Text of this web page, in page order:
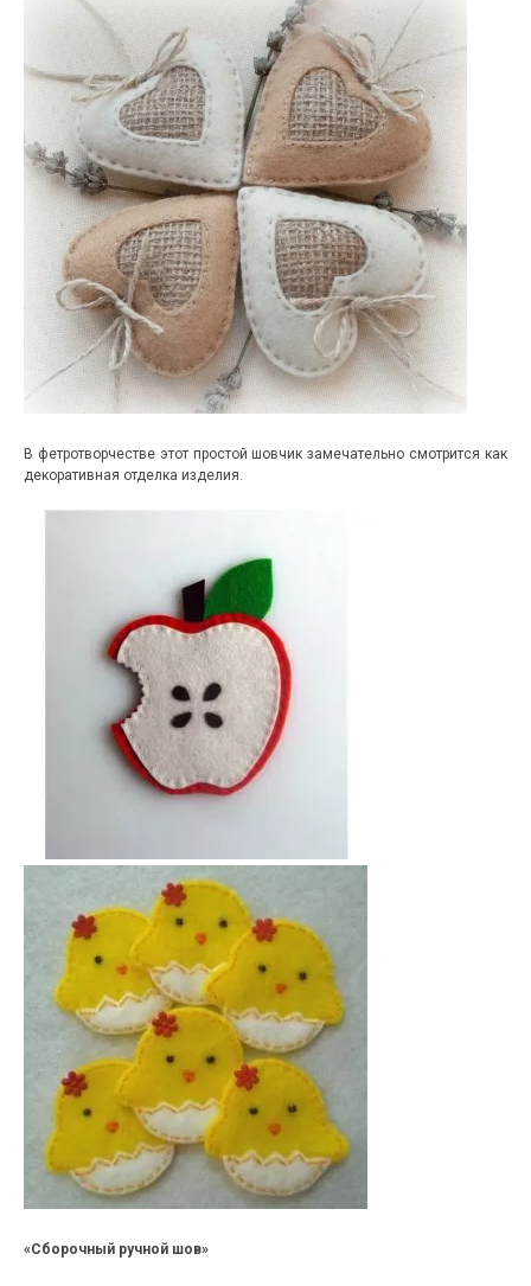
В фетротворчестве этот простой шовчик замечательно смотрится как
декоративная отделка изделия.
«Сборочный ручной шов»